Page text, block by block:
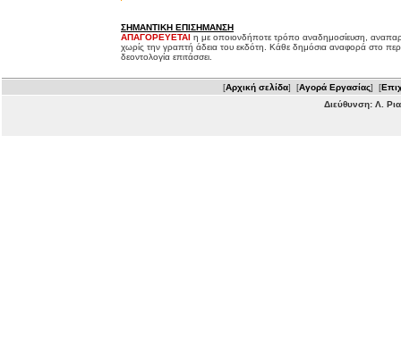
ΣΗΜΑΝΤΙΚΗ ΕΠΙΣΗΜΑΝΣΗ
ΑΠΑΓΟΡΕΥΕΤΑΙ η με οποιονδήποτε τρόπο αναδημοσίευση,
χωρίς την γραπτή άδεια του εκδότη. Κάθε δημόσια αναφορά στο
δεοντολογία επιτάσσει.
[Αρχική σελίδα] [Αγορά Εργασίας] [
Διεύθυνση: Λ.